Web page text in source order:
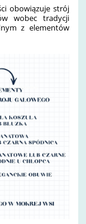
obowiązuje strój
wobec tradycji
z elementów